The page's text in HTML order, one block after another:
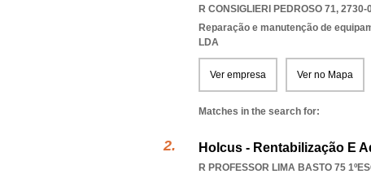
R CONSIGLIERI PEDROSO 71, 2730-
Reparação e manutenção de
LDA
Ver empresa Ver no Mapa
Matches in the search for:
Holcus - Rentabilização E
R PROFESSOR LIMA BASTO 75